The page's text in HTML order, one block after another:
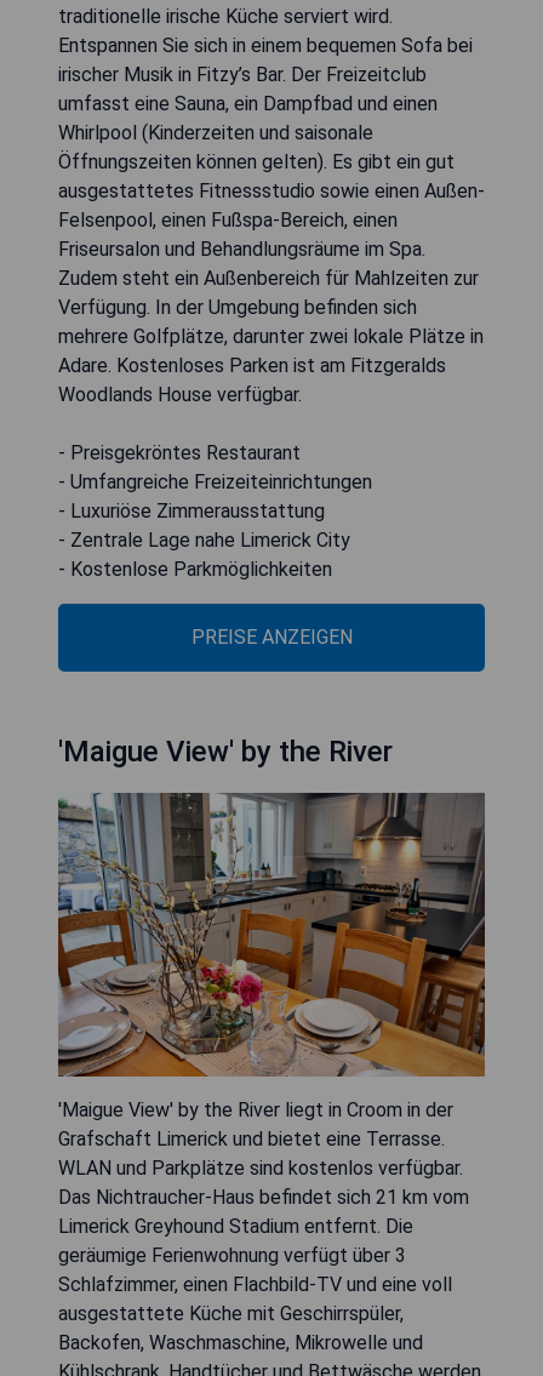
traditionelle irische Küche serviert wird.
Entspannen Sie sich in einem bequemen Sofa bei
irischer Musik in Fitzy’s Bar. Der Freizeitclub
umfasst eine Sauna, ein Dampfbad und einen
Whirlpool (Kinderzeiten und saisonale
Öffnungszeiten können gelten). Es gibt ein gut
ausgestattetes Fitnessstudio sowie einen Außen-
Felsenpool, einen Fußspa-Bereich, einen
Friseursalon und Behandlungsräume im Spa.
Zudem steht ein Außenbereich für Mahlzeiten zur
Verfügung. In der Umgebung befinden sich
mehrere Golfplätze, darunter zwei lokale Plätze in
Adare. Kostenloses Parken ist am Fitzgeralds
Woodlands House verfügbar.
- Preisgekröntes Restaurant
- Umfangreiche Freizeiteinrichtungen
- Luxuriöse Zimmerausstattung
- Zentrale Lage nahe Limerick City
- Kostenlose Parkmöglichkeiten
PREISE ANZEIGEN
'Maigue View' by the River
'Maigue View' by the River liegt in Croom in der
Grafschaft Limerick und bietet eine Terrasse.
WLAN und Parkplätze sind kostenlos verfügbar.
Das Nichtraucher-Haus befindet sich 21 km vom
Limerick Greyhound Stadium entfernt. Die
geräumige Ferienwohnung verfügt über 3
Schlafzimmer, einen Flachbild-TV und eine voll
ausgestattete Küche mit Geschirrspüler,
Backofen, Waschmaschine, Mikrowelle und